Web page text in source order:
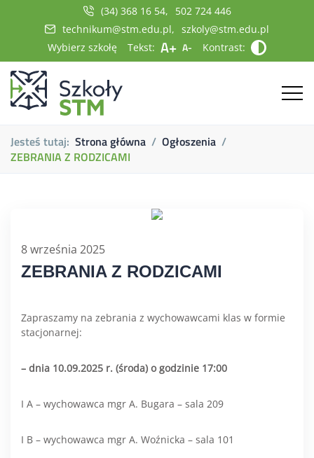
(34) 368 16 54
502 724 446
technikum@stm.edu.pl
szkoly@stm.edu.pl
Wybierz szkołę
Tekst: A+ A- Kontrast:
Jesteś tutaj: Strona główna
Ogłoszenia
ZEBRANIA Z RODZICAMI
8 września 2025
ZEBRANIA Z RODZICAMI
Zapraszamy na zebrania z wychowawcami klas w formie
stacjonarnej:
– dnia 10.09.2025 r. (środa) o godzinie 17:00
I A – wychowawca mgr A. Bugara – sala 209
I B – wychowawca mgr A. Woźnicka – sala 101